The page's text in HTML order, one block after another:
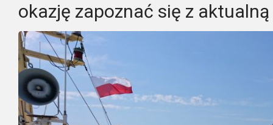
okazję zapoznać się z